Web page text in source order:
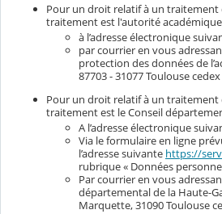
Pour un droit relatif à un traitement
traitement est l'autorité
à l’adresse électronique
par courrier en vous
protection des données de
87703 - 31077 Toulouse
Pour un droit relatif à un traitement
traitement est le Conseil
A l’adresse électronique
Via le formulaire en ligne
l’adresse suivante https://
rubrique « Données
Par courrier en vous
départemental de la Haute-
Marquette, 31090 Toulouse